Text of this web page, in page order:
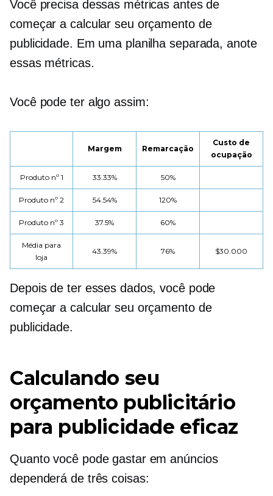
Você precisa dessas métricas antes de
começar a calcular seu orçamento de
publicidade. Em uma planilha separada, anote
essas métricas.
Você pode ter algo assim:
Margem Remarcação
Custo de
ocupação
Produto nº 1 33.33% 50%
Produto nº 2 54.54% 120%
Produto nº 3 37.5% 60%
Média para
loja
43.39% 76% $30.000
Depois de ter esses dados, você pode
começar a calcular seu orçamento de
publicidade.
Calculando seu
orçamento publicitário
para publicidade eficaz
Quanto você pode gastar em anúncios
dependerá de três coisas: